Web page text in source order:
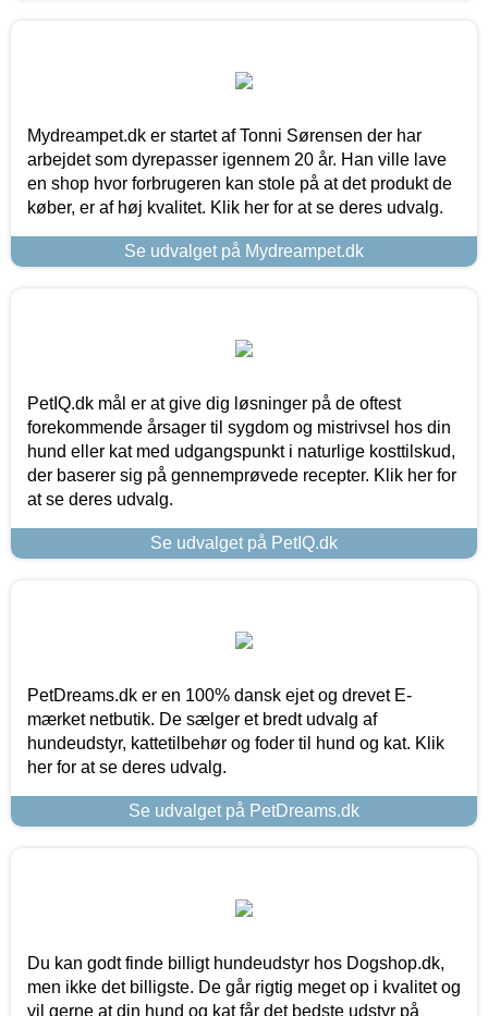
Mydreampet.dk er startet af Tonni Sørensen der har
arbejdet som dyrepasser igennem 20 år. Han ville lave
en shop hvor forbrugeren kan stole på at det produkt de
køber, er af høj kvalitet. Klik her for at se deres udvalg.
Se udvalget på Mydreampet.dk
PetIQ.dk mål er at give dig løsninger på de oftest
forekommende årsager til sygdom og mistrivsel hos din
hund eller kat med udgangspunkt i naturlige kosttilskud,
der baserer sig på gennemprøvede recepter. Klik her for
at se deres udvalg.
Se udvalget på PetIQ.dk
PetDreams.dk er en 100% dansk ejet og drevet E-
mærket netbutik. De sælger et bredt udvalg af
hundeudstyr, kattetilbehør og foder til hund og kat. Klik
her for at se deres udvalg.
Se udvalget på PetDreams.dk
Du kan godt finde billigt hundeudstyr hos Dogshop.dk,
men ikke det billigste. De går rigtig meget op i kvalitet og
vil gerne at din hund og kat får det bedste udstyr på